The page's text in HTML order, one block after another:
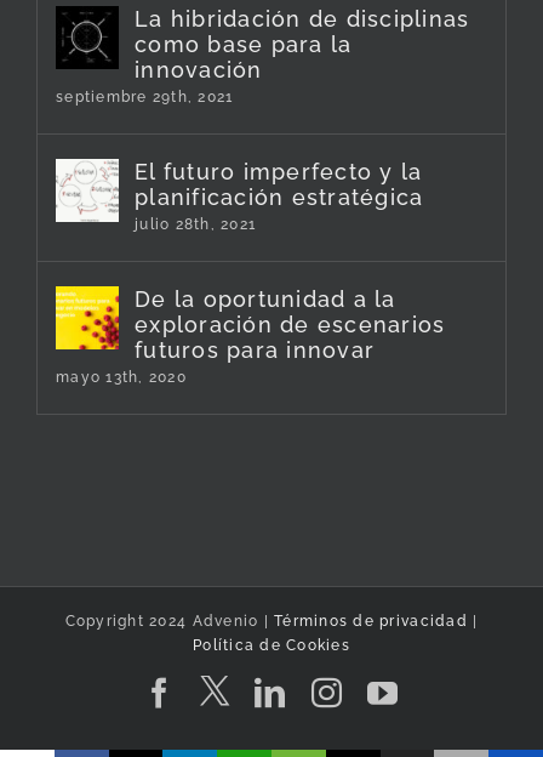
La hibridación de disciplinas
como base para la
innovación
septiembre 29th, 2021
El futuro imperfecto y la
planificación estratégica
julio 28th, 2021
De la oportunidad a la
exploración de escenarios
futuros para innovar
mayo 13th, 2020
Copyright 2024 Advenio | Términos de privacidad
Política de Cookies
Facebook
TwitterLinkedIn
Instagram